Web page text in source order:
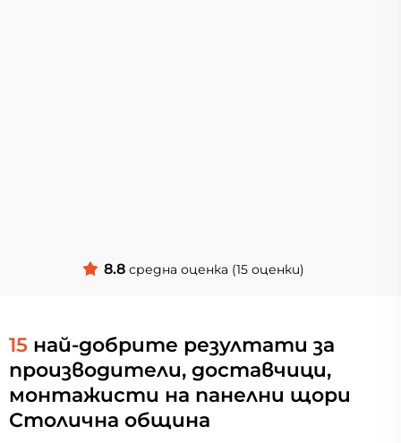
8.8средна оценка (15 оценки)
15 най-добрите резултати за
производители, доставчици,
монтажисти на панелни щори
Столична община